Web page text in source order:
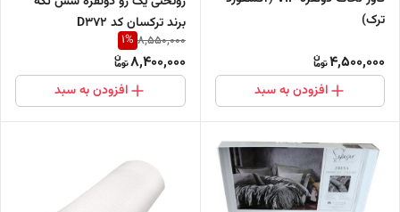
ترک)
4,500,000
افزودن به سبد
برند ترکسان کد D372
8,550,000
1%
8,400,000
افزودن به سبد